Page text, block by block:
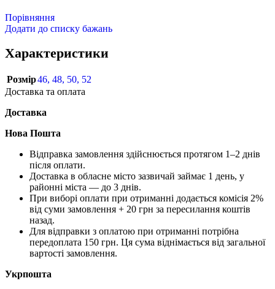
Порівняння
Додати до списку бажань
Характеристики
Розмір46, 48, 50, 52
Доставка та оплата
Доставка
Нова Пошта
Відправка замовлення здійснюється протягом 1–2 днів
після оплати.
Доставка в обласне місто зазвичай займає 1 день, у
районні міста — до 3 днів.
При виборі оплати при отриманні додається комісія 2%
від суми замовлення + 20 грн за пересилання коштів
назад.
Для відправки з оплатою при отриманні потрібна
передоплата 150 грн. Ця сума віднімається від загальної
вартості замовлення.
Укрпошта